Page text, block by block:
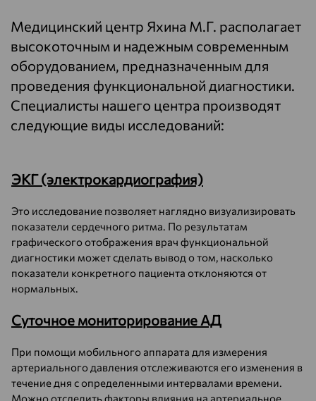
Медицинский центр Яхина М.Г. располагает
высокоточным и надежным современным
оборудованием, предназначенным для
проведения функциональной диагностики.
Специалисты нашего центра производят
следующие виды исследований:
ЭКГ (электрокардиография)
Это исследование позволяет наглядно визуализировать
показатели сердечного ритма. По результатам
графического отображения врач функциональной
диагностики может сделать вывод о том, насколько
показатели конкретного пациента отклоняются от
нормальных.
Суточное мониторирование АД
При помощи мобильного аппарата для измерения
артериального давления отслеживаются его изменения в
течение дня с определенными интервалами времени.
Можно отследить факторы влияния на артериальное